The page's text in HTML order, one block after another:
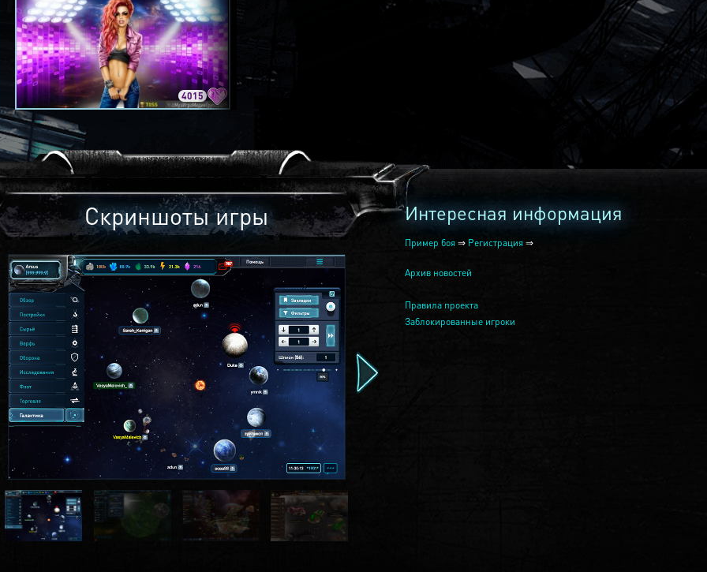
4015 2240
Скриншоты игры Интересная информация
Пример боя ⇒ Регистрация ⇒
Архив новостей
Правила проекта
Заблокированные игроки